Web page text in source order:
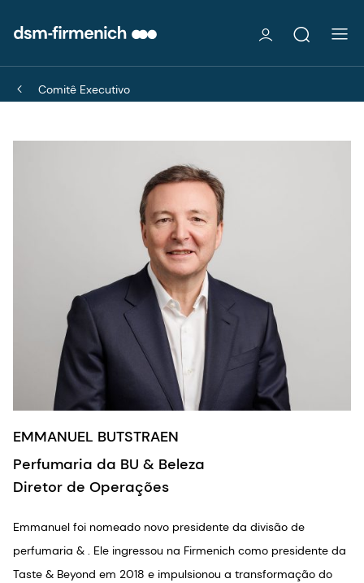
Comitê Executivo
EMMANUEL BUTSTRAEN
Perfumaria da BU & Beleza
Diretor de Operações
Emmanuel foi nomeado novo presidente da divisão de
perfumaria & . Ele ingressou na Firmenich como presidente da
Taste & Beyond em 2018 e impulsionou a transformação do